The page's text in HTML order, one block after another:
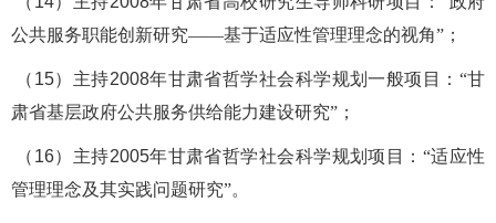
公共服务职能创新研究——基于适应性管理理念的视角” ；
（ 15） 主持2008年甘肃省哲学社会科学规划一般项目 ： “甘
肃省基层政府公共服务供给能力建设研究” ；
（ 16） 主持2005年甘肃省哲学社会科学规划项目 ： “适应性
管理理念及其实践问题研究”。